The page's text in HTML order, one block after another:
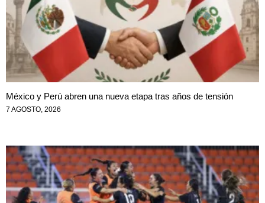
México y Perú abren una nueva etapa tras años de tensión
7 AGOSTO, 2026